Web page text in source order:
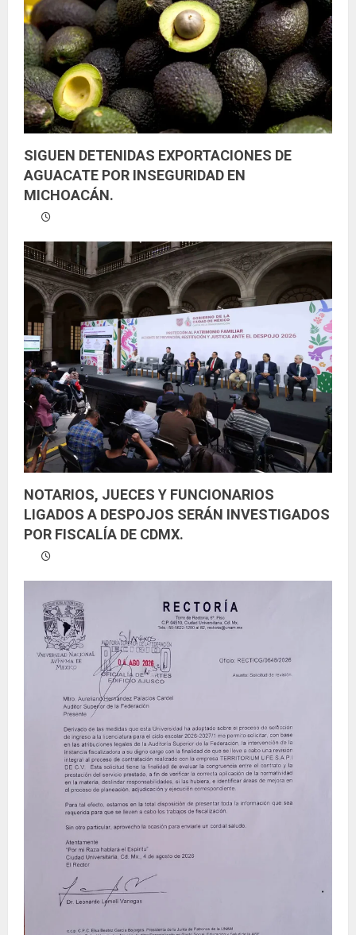
n
d
o
SIGUEN DETENIDAS EXPORTACIONES DE
AGUACATE POR INSEGURIDAD EN
MICHOACÁN.
NOTARIOS, JUECES Y FUNCIONARIOS
LIGADOS A DESPOJOS SERÁN INVESTIGADOS
POR FISCALÍA DE CDMX.